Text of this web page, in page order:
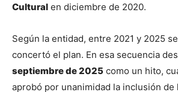
Cultural en diciembre de 2020.
Según la entidad, entre 2021 y 2025
concertó el plan. En esa secuencia
septiembre de 2025 como un hito,
aprobó por unanimidad la inclusión de